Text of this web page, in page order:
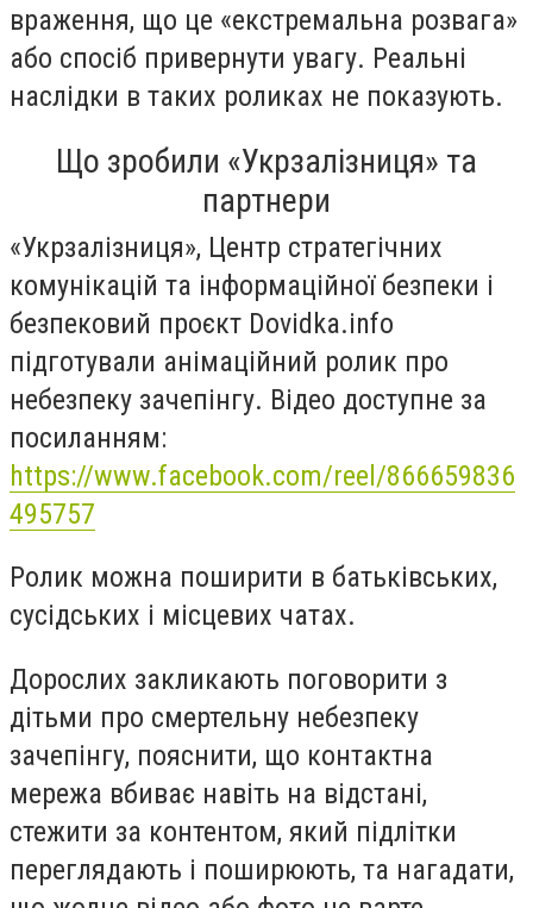
враження, що це «екстремальна розвага»
або спосіб привернути увагу. Реальні
наслідки в таких роликах не показують.
Що зробили «Укрзалізниця» та
партнери
«Укрзалізниця», Центр стратегічних
комунікацій та інформаційної безпеки і
безпековий проєкт Dovidka.info
підготували анімаційний ролик про
небезпеку зачепінгу. Відео доступне за
посиланням:
https://www.facebook.com/reel/866659836
495757
Ролик можна поширити в батьківських,
сусідських і місцевих чатах.
Дорослих закликають поговорити з
дітьми про смертельну небезпеку
зачепінгу, пояснити, що контактна
мережа вбиває навіть на відстані,
стежити за контентом, який підлітки
переглядають і поширюють, та нагадати,